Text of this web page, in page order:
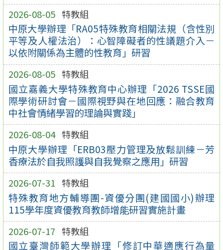
2026-08-05 特教組
中原大學辦理「RA05特殊教育相關法規（含性別
平等及人權法治）：心智障礙者的性議題介入－
以依附關係為主體的性教育」研習
2026-08-05 特教組
國立嘉義大學特殊教育中心辦理「2026 TSSE國
際學術研討會－國際視野與在地回應：融合教育
中社會情緒學習的理論與實踐」
2026-08-04 特教組
中原大學辦理「ERB03壓力管理及放鬆訓練－芳
香療法於自我照護與自我覺察之應用」研習
2026-07-31 特教組
特殊教育地方輔導團-資優分團(建國國小)辦理
115學年度資優教育教師增能研習實施計畫
2026-07-17 特教組
國立臺灣師範大學辦理「修訂中華適應行為量